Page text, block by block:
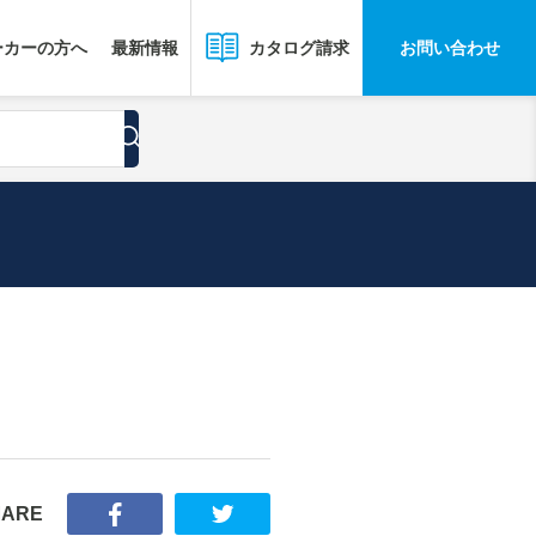
ーの方へ 最新情報 カタログ請求 お問い合わせ